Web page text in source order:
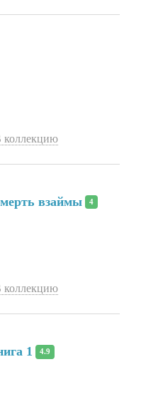
коллекцию
взаймы 4
коллекцию
1 4.9